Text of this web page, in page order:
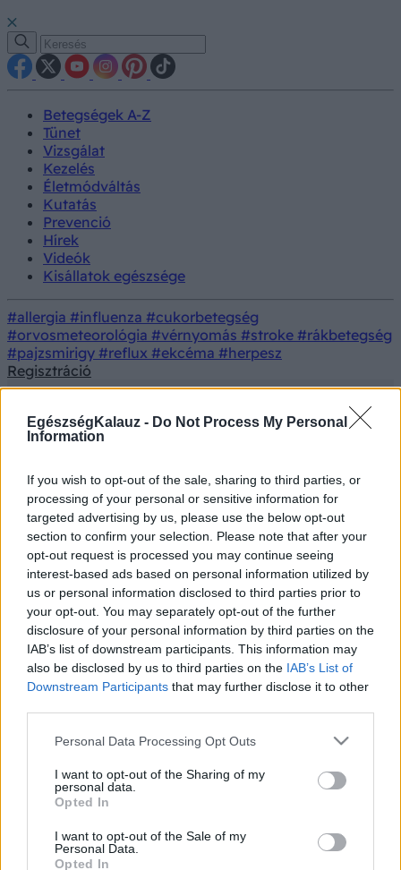
EgészségKalauz - Do Not Process My Personal
Information
If you wish to opt-out of the sale, sharing to third parties, or
processing of your personal or sensitive information for
targeted advertising by us, please use the below opt-out
section to confirm your selection. Please note that after your
opt-out request is processed you may continue seeing
interest-based ads based on personal information utilized by
us or personal information disclosed to third parties prior to
your opt-out. You may separately opt-out of the further
disclosure of your personal information by third parties on the
IAB’s list of downstream participants. This information may
also be disclosed by us to third parties on the IAB’s List of
Downstream Participants that may further disclose it to other
Please note that this website/app uses one or more Google
not limited to your visit or usage behaviour. You may click to
grant or deny consent to Google and its third-party tags to
use your data for below specified purposes in below Google
consent section.
Personal Data Processing Opt Outs
I want to opt-out of the Sharing of my
personal data.
Opted In
I want to opt-out of the Sale of my
Personal Data.
Opted In
Betegségek A-Z
Tünet
Vizsgálat
Kezelés
Életmódváltás
Kutatás
Prevenció
Hírek
Videók
Kisállatok egészsége
#allergia #influenza #cukorbetegség
#orvosmeteorológia #vérnyomás #stroke #rákbetegség
#pajzsmirigy #reflux #ekcéma #herpesz
Regisztráció
Friss hírek